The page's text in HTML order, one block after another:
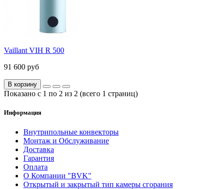
Vaillant VIH R 500
91 600 руб
В корзину
Показано с 1 по 2 из 2 (всего 1 страниц)
Информация
Внутрипольные конвекторы
Монтаж и Обслуживание
Доставка
Гарантия
Оплата
О Компании "BVK"
Открытый и закрытый тип камеры сгорания